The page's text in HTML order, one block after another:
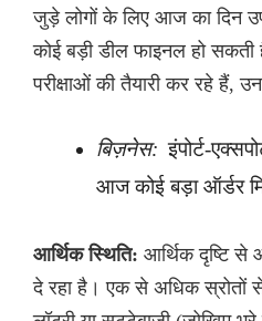
जुड़े लोगों के लिए आज का दिन
कोई बड़ी डील फाइनल हो सकती
परीक्षाओं की तैयारी कर रहे हैं,
बिज़नेस: इंपोर्ट-
आज कोई बड़ा ऑर्डर
आर्थिक स्थिति: आर्थिक दृष्टि से
दे रहा है। एक से अधिक स्रोतों